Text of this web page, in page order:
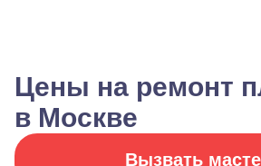
Цены на ремонт
в Москве
Вызвать